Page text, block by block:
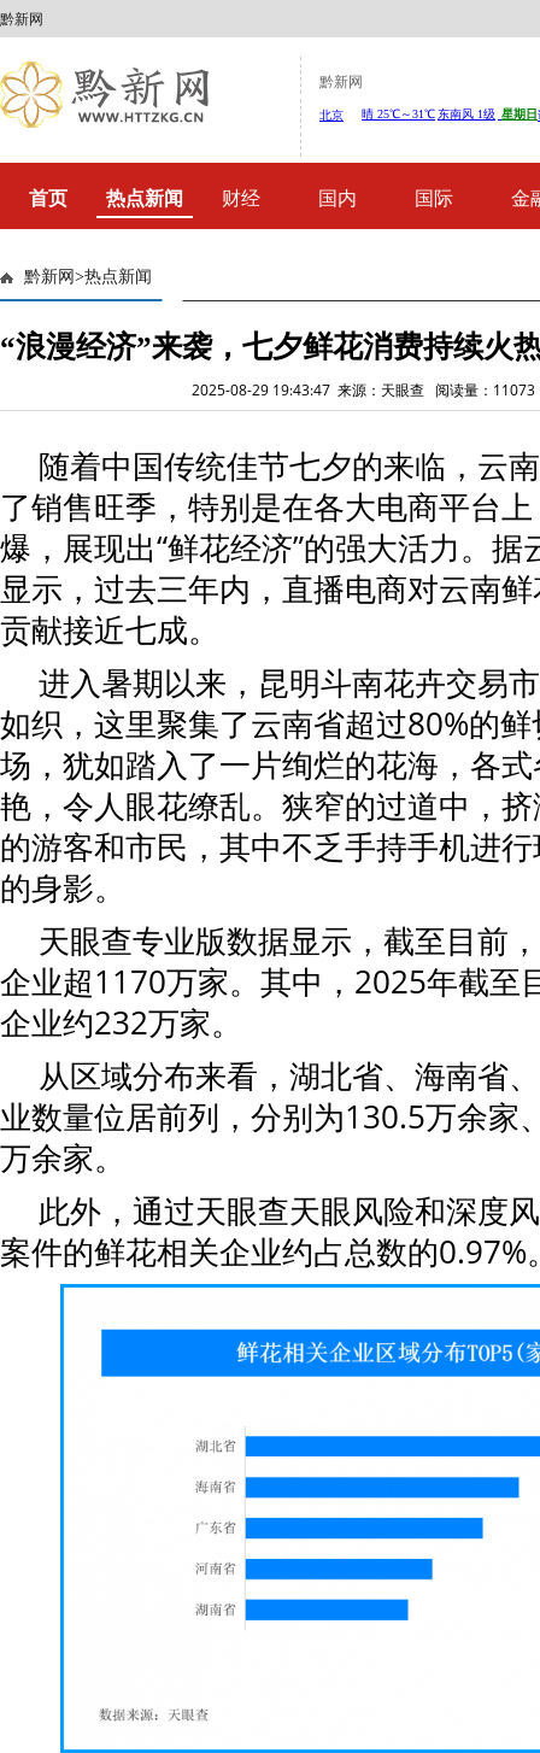
黔新网
黔新网
首页 热点新闻 财经 国内 国际 金
黔新网 >热点新闻
“浪漫经济”来袭，七夕鲜花消费持续火
2025-08-29 19:43:47 来源：天眼查 阅读量：
随着中国传统佳节七夕的来临，云
了销售旺季，特别是在各大电商平台
爆，展现出“鲜花经济”的强大活力。
显示，过去三年内，直播电商对云南
贡献接近七成。
进入暑期以来，昆明斗南花卉交易
如织，这里聚集了云南省超过80%的
场，犹如踏入了一片绚烂的花海，各
艳，令人眼花缭乱。狭窄的过道中，
的游客和市民，其中不乏手持手机进
的身影。
天眼查专业版数据显示，截至目前
企业超1170万家。其中，2025年截至
企业约232万家。
从区域分布来看，湖北省、海南省
业数量位居前列，分别为130.5万余家
万余家。
此外，通过天眼查天眼风险和深度
案件的鲜花相关企业约占总数的0.97%